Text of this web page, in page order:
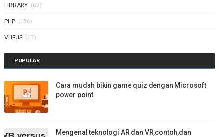
LIBRARY (63)
PHP (156)
VUEJS (17)
POPULAR
Cara mudah bikin game quiz dengan Microsoft
power point
Mengenal teknologi AR dan VR,contoh,dan